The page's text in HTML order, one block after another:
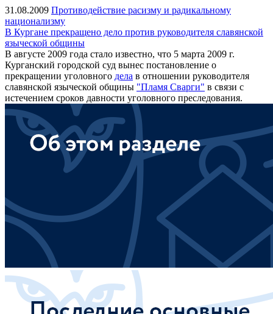
31.08.2009 Противодействие расизму и радикальному
национализму
В Кургане прекращено дело против руководителя славянской
языческой общины
В августе 2009 года стало известно, что 5 марта 2009 г.
Курганский городской суд вынес постановление о
прекращении уголовного дела в отношении руководителя
славянской языческой общины "Пламя Сварги" в связи с
истечением сроков давности уголовного преследования.